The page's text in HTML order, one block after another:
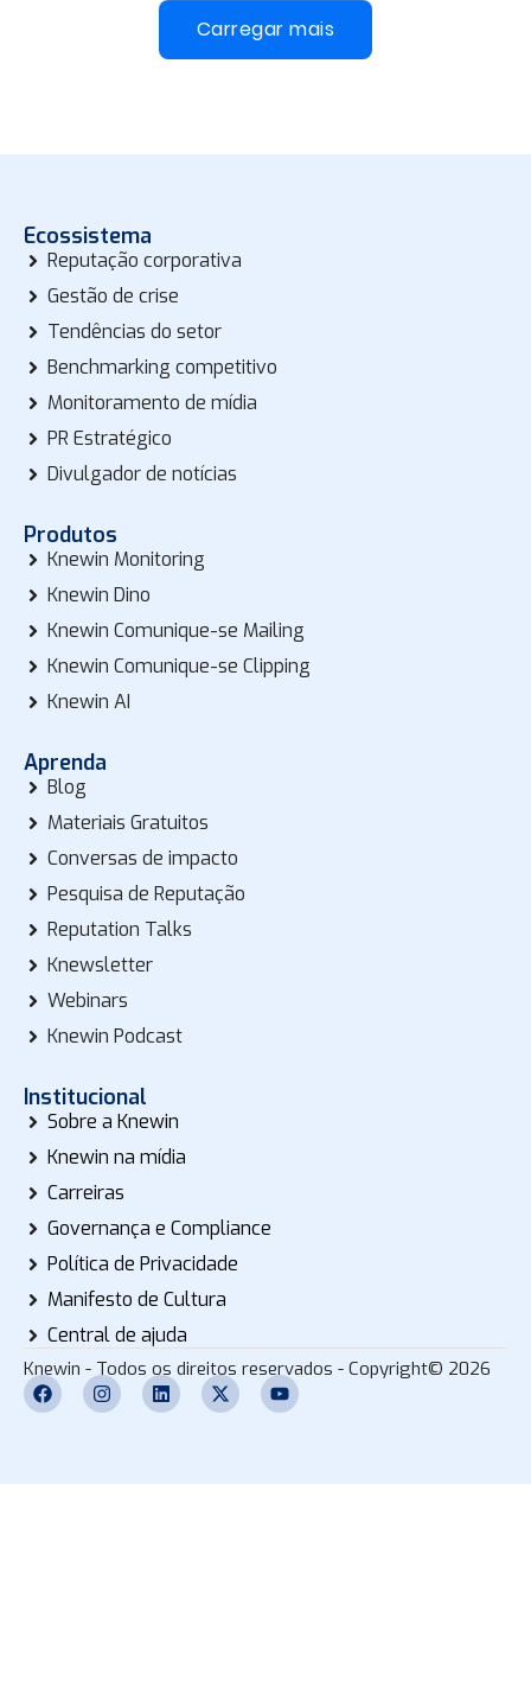
Carregar mais
Ecossistema
Reputação corporativa
Gestão de crise
Tendências do setor
Benchmarking competitivo
Monitoramento de mídia
PR Estratégico
Divulgador de notícias
Produtos
Knewin Monitoring
Knewin Dino
Knewin Comunique-se Mailing
Knewin Comunique-se Clipping
Knewin AI
Aprenda
Blog
Materiais Gratuitos
Conversas de impacto
Pesquisa de Reputação
Reputation Talks
Knewsletter
Webinars
Knewin Podcast
Institucional
Sobre a Knewin
Knewin na mídia
Carreiras
Governança e Compliance
Política de Privacidade
Manifesto de Cultura
Central de ajuda
Knewin - Todos os direitos reservados - Copyright© 2026